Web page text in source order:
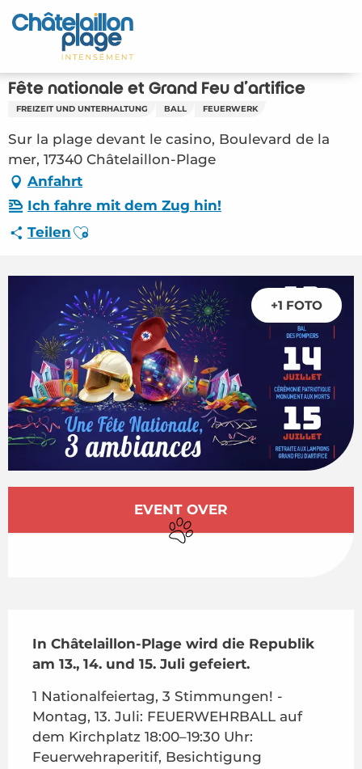
Aller
au
principal
Startseite - DE
Entdecken Sie
Aktivitäten
Zu leben
Treffpunkt
Ihr Aufenthalt - DE
FMA – Fête nationale et Grand Feu d’artifice
(Châtelaillon-Plage) #3015223
Fête nationale et Grand Feu d'artifice
FREIZEIT UND UNTERHALTUNG BALL FEUERWERK
Sur la plage devant le casino, Boulevard de la
mer, 17340 Châtelaillon-Plage
Anfahrt
Ich fahre mit dem Zug hin!
Teilen Ajouter aux favoris
+1 FOTO
EVENT OVER
Tiere erlaubt
In Châtelaillon-Plage wird die Republik
am 13., 14. und 15. Juli gefeiert.
1 Nationalfeiertag, 3 Stimmungen! -
Montag, 13. Juli: FEUERWEHRBALL auf
dem Kirchplatz 18:00–19:30 Uhr:
Feuerwehraperitif, Besichtigung